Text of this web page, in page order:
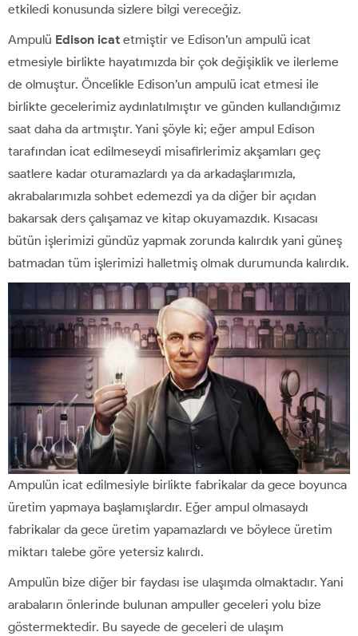
etkiledi konusunda sizlere bilgi vereceğiz.
Ampulü Edison icat etmiştir ve Edison’un ampulü icat
etmesiyle birlikte hayatımızda bir çok değişiklik ve ilerleme
de olmuştur. Öncelikle Edison’un ampulü icat etmesi ile
birlikte gecelerimiz aydınlatılmıştır ve günden kullandığımız
saat daha da artmıştır. Yani şöyle ki; eğer ampul Edison
tarafından icat edilmeseydi misafirlerimiz akşamları geç
saatlere kadar oturamazlardı ya da arkadaşlarımızla,
akrabalarımızla sohbet edemezdi ya da diğer bir açıdan
bakarsak ders çalışamaz ve kitap okuyamazdık. Kısacası
bütün işlerimizi gündüz yapmak zorunda kalırdık yani güneş
batmadan tüm işlerimizi halletmiş olmak durumunda kalırdık.
Ampulün icat edilmesiyle birlikte fabrikalar da gece boyunca
üretim yapmaya başlamışlardır. Eğer ampul olmasaydı
fabrikalar da gece üretim yapamazlardı ve böylece üretim
miktarı talebe göre yetersiz kalırdı.
Ampulün bize diğer bir faydası ise ulaşımda olmaktadır. Yani
arabaların önlerinde bulunan ampuller geceleri yolu bize
göstermektedir. Bu sayede de geceleri de ulaşım